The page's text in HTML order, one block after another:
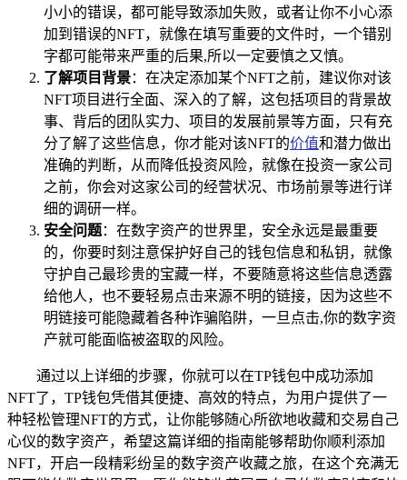
小小的错误，都可能导致添加失败，或者让你不小心添
加到错误的NFT，就像在填写重要的文件时，一个错别
字都可能带来严重的后果,所以一定要慎之又慎。
了解项目背景：在决定添加某个NFT之前，建议你对该
NFT项目进行全面、深入的了解，这包括项目的背景故
事、背后的团队实力、项目的发展前景等方面，只有充
分了解了这些信息，你才能对该NFT的价值和潜力做出
准确的判断，从而降低投资风险，就像在投资一家公司
之前，你会对这家公司的经营状况、市场前景等进行详
细的调研一样。
安全问题：在数字资产的世界里，安全永远是最重要
的，你要时刻注意保护好自己的钱包信息和私钥，就像
守护自己最珍贵的宝藏一样，不要随意将这些信息透露
给他人，也不要轻易点击来源不明的链接，因为这些不
明链接可能隐藏着各种诈骗陷阱，一旦点击,你的数字资
产就可能面临被盗取的风险。
通过以上详细的步骤，你就可以在TP钱包中成功添加
NFT了，TP钱包凭借其便捷、高效的特点，为用户提供了一
种轻松管理NFT的方式，让你能够随心所欲地收藏和交易自己
心仪的数字资产，希望这篇详细的指南能够帮助你顺利添加
NFT，开启一段精彩纷呈的数字资产收藏之旅，在这个充满无